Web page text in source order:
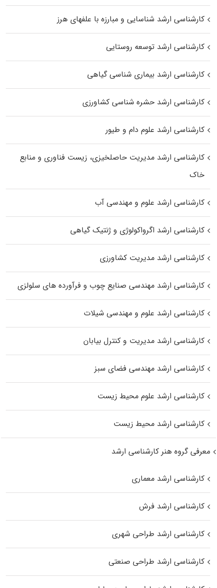
کارشناسی ارشد شناسایی و مبارزه با علفهای هرز
کارشناسی ارشد توسعه روستایی
کارشناسی ارشد بیماری‌ شناسی گیاهی
کارشناسی ارشد حشره‌ شناسی کشاورزی
کارشناسی ارشد علوم دام و طیور
کارشناسی ارشد مدیریت حاصلخیزی، زیست فناوری و منابع
خاک
کارشناسی ارشد علوم و مهندسی آب
کارشناسی ارشد اگرواکولوژی و ژنتیک گیاهی
کارشناسی ارشد مدیریت کشاورزی
کارشناسی ارشد مهندسی صنایع چوب و فرآورده‌ های سلولزی
کارشناسی ارشد علوم و مهندسی شیلات
کارشناسی ارشد مدیریت و کنترل بیابان
کارشناسی ارشد مهندسی فضای سبز
کارشناسی ارشد علوم محیط‌ زیست
کارشناسی ارشد محیط زیست
معرفی گروه هنر کارشناسی ارشد
کارشناسی ارشد معماری
کارشناسی ارشد فرش
کارشناسی ارشد طراحی شهری
کارشناسی ارشد طراحی صنعتی